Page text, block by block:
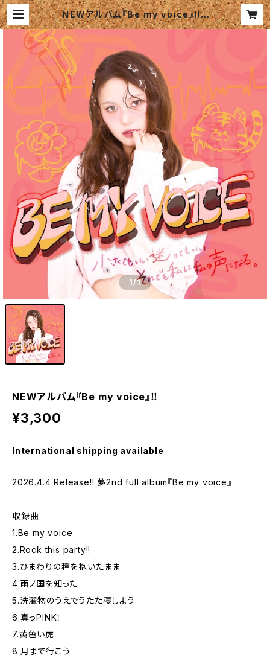
NEWアルバム『Be my voice』‼︎ |
Ramu official shop
1/1
NEWアルバム『Be my voice』‼︎
¥3,300
International shipping available
2026.4.4 Release!! 夢2nd full album『Be my voice』
収録曲
1.Be my voice
2.Rock this party!!
3.ひまわりの種を抱いたまま
4.雨ノ国を知った
5.洗濯物のうえでうたた寝しよう
6.真っPINK！
7.黄色い虎
8.月まで行こう